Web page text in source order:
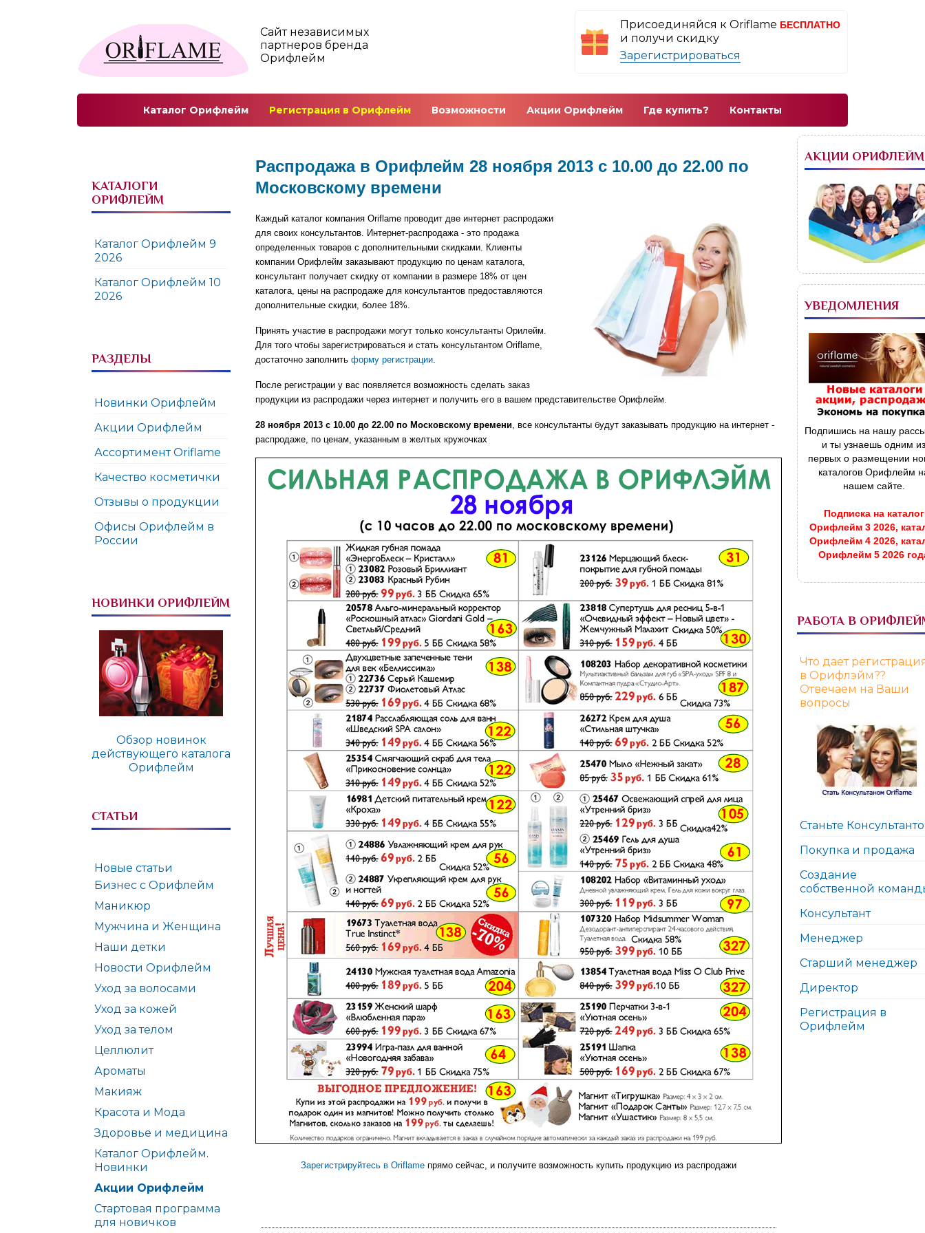
Сайт независимых
партнеров бренда
Орифлейм
Присоединяйся к Oriflame БЕСПЛАТНО
и получи скидку
Зарегистрироваться
Каталог Орифлейм Регистрация в Орифлейм Возможности Акции Орифлейм Где купить? Контакты
КАТАЛОГИ
ОРИФЛЕЙМ
Каталог Орифлейм 9
2026
Каталог Орифлейм 10
2026
РАЗДЕЛЫ
Новинки Орифлейм
Акции Орифлейм
Ассортимент Oriflame
Качество косметички
Отзывы о продукции
Офисы Орифлейм в
России
НОВИНКИ ОРИФЛЕЙМ
Обзор новинок
действующего каталога
Орифлейм
СТАТЬИ
Новые статьи
Бизнес с Орифлейм
Маникюр
Мужчина и Женщина
Наши детки
Новости Орифлейм
Уход за волосами
Уход за кожей
Уход за телом
Целлюлит
Ароматы
Макияж
Красота и Мода
Здоровье и медицина
Каталог Орифлейм.
Новинки
Акции Орифлейм
Стартовая программа
для новичков
Распродажа в Орифлейм 28 ноября 2013 с 10.00 до 22.00 по
Московскому времени
Каждый каталог компания Oriflame проводит две интернет распродажи
для своих консультантов. Интернет-распродажа - это продажа
определенных товаров с дополнительными скидками. Клиенты
компании Орифлейм заказывают продукцию по ценам каталога,
консультант получает скидку от компании в размере 18% от цен
каталога, цены на распродаже для консультантов предоставляются
дополнительные скидки, более 18%.
Принять участие в распродажи могут только консультанты Орилейм.
Для того чтобы зарегистрироваться и стать консультантом Oriflame,
достаточно заполнить форму регистрации.
После регистрации у вас появляется возможность сделать заказ
продукции из распродажи через интернет и получить его в вашем представительстве Орифлейм.
28 ноября 2013 с 10.00 до 22.00 по Московскому времени, все консультанты будут заказывать продукцию на интернет -
распродаже, по ценам, указанным в желтых кружочках
Зарегистрируйтесь в Oriflame прямо сейчас, и получите возможность купить продукцию из распродажи
АКЦИИ ОРИФЛЕЙМ
УВЕДОМЛЕНИЯ
Подпишись на нашу
и ты узнаешь одним из
первых о размещении
каталогов Орифлейм
нашем сайте.
Подписка на каталог
Орифлейм 3 2026,
Орифлейм 4 2026,
Орифлейм 5 2026
РАБОТА В
Что дает
в Орифлэйм??
Отвечаем на Ваши
вопросы
Станьте
Покупка и продажа
Создание
собственной
Консультант
Менеджер
Старший менеджер
Директор
Регистрация в
Орифлейм